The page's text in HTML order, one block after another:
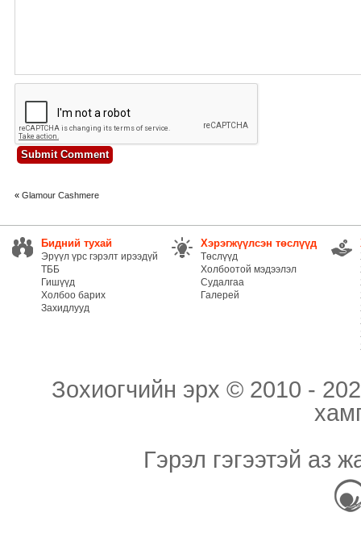
« Glamour Cashmere
Бидний тухай
Эрүүл үрс гэрэлт ирээдүй
ТББ
Гишүүд
Холбоо барих
Захидлууд
Хэрэгжүүлсэн төслүүд
Төслүүд
Холбоотой мэдээлэл
Судалгаа
Галерей
Зохиогчийн эрх © 2010 -
Гэрэл гэгээтэй аз